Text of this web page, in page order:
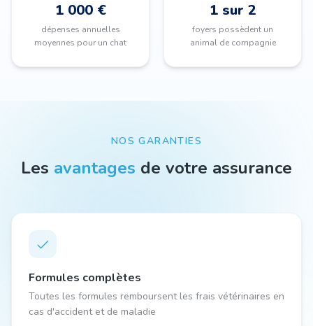
1 000 €
dépenses annuelles
moyennes pour un chat
1 sur 2
foyers possèdent un
animal de compagnie
NOS GARANTIES
Les avantages de votre assurance
Formules complètes
Toutes les formules remboursent les frais vétérinaires en
cas d'accident et de maladie